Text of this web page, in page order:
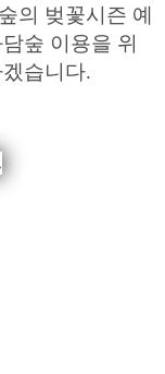
의 벚꽃시즌 예
숲 이용을 위
습니다.